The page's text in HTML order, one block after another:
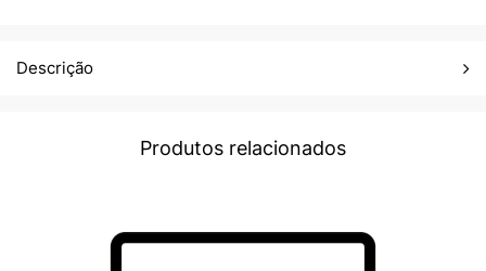
Descrição
Produtos relacionados